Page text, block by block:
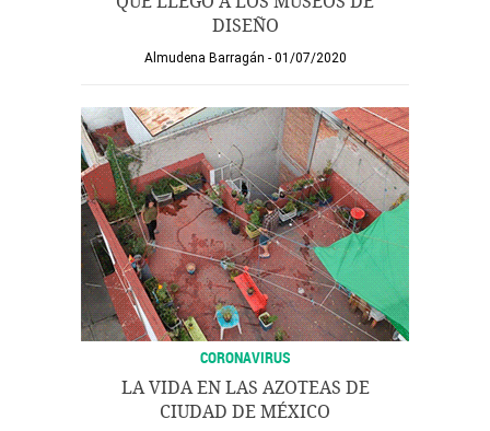
DISEÑO
Almudena Barragán 01/07/2020
CORONAVIRUS
LA VIDA EN LAS AZOTEAS DE
CIUDAD DE MÉXICO